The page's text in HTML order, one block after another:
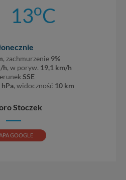
13oC
, zachmurzenie 9%
h, w poryw. 19,1 km/h
SSE
, widoczność 10 km
Stoczek
GOOGLE